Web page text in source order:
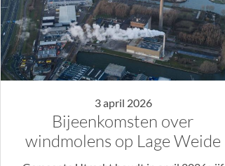
3 april 2026
Bijeenkomsten over
windmolens op Lage Weide